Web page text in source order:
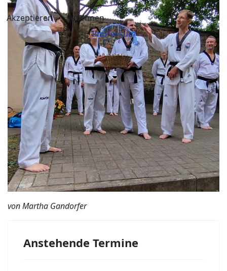
von Martha Gandorfer
Anstehende Termine
Akzeptieren
Ablehnen
Impressum